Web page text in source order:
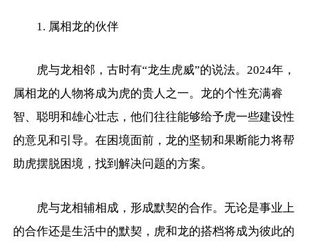
1. 属相龙的伙伴
虎与龙相邻，古时有“龙生虎威”的说法。2024年，
属相龙的人物将成为虎的贵人之一。龙的个性充满睿
智、聪明和雄心壮志，他们往往能够给予虎一些建设性
的意见和引导。在困境面前，龙的坚韧和果断能力将帮
助虎摆脱困境，找到解决问题的方案。
虎与龙相辅相成，形成默契的合作。无论是事业上
的合作还是生活中的默契，虎和龙的搭档将成为彼此的